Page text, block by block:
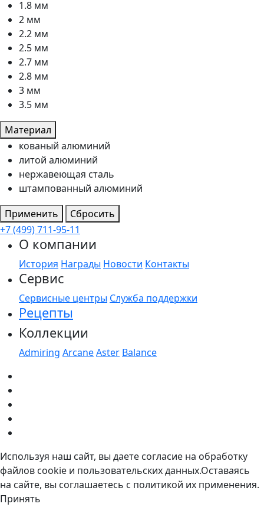
1.8 мм
2 мм
2.2 мм
2.5 мм
2.7 мм
2.8 мм
3 мм
3.5 мм
Материал
кованый алюминий
литой алюминий
нержавеющая сталь
штампованный алюминий
Применить
Сбросить
+7 (499) 711-95-11
О компании
История Награды Новости Контакты
Сервис
Сервисные центры Служба поддержки
Рецепты
Коллекции
Admiring ArcaneAster Balance
Используя наш сайт, вы даете согласие на обработку
файлов cookie и пользовательских данных.Оставаясь
на сайте, вы соглашаетесь с политикой их применения.
Принять